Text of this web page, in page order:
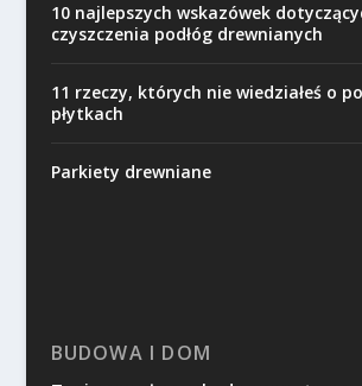
10 najlepszych wskazówek
czyszczenia podłóg drewnianych
11 rzeczy, których nie wiedziałeś o
płytkach
Parkiety drewniane
BUDOWA I DOM